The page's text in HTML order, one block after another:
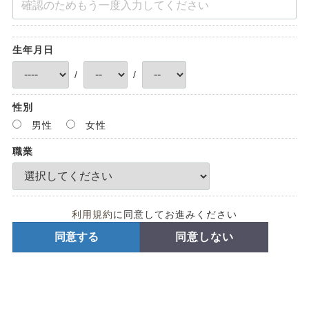
生年月日
/ /
性別
男性
女性
職業
利用規約に同意してお進みください
同意する 同意しない